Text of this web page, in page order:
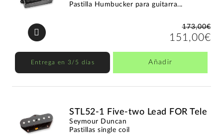
Pastilla Humbucker para guitarra...
173,00€
151,00€
Entrega en 3/5 días Añadir
STL52-1 Five-two Lead FOR Tele
Seymour Duncan
Pastillas single coil